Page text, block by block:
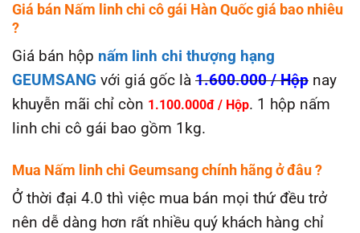
Giá bán Nấm linh chi cô gái Hàn Quốc giá bao nhiêu
?
Giá bán hộp nấm linh chi thượng hạng
GEUMSANG với giá gốc là 1.600.000 / Hộp nay
khuyễn mãi chỉ còn 1.100.000đ / Hộp. 1 hộp nấm
linh chi cô gái bao gồm 1kg.
Mua Nấm linh chi Geumsangchính hãng ở đâu ?
Ở thời đại 4.0 thì việc mua bán mọi thứ đều trở
nên dễ dàng hơn rất nhiều quý khách hàng chỉ